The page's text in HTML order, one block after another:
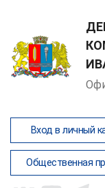
Вход в личный
Общественная